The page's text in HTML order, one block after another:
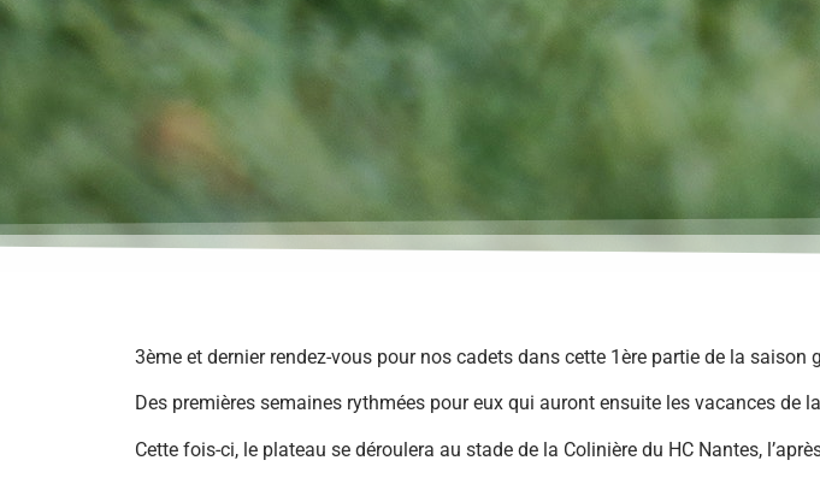
3ème et dernier rendez-vous pour nos cadets dans cette 1ère partie de la saison
Des premières semaines rythmées pour eux qui auront ensuite les vacances
Cette fois-ci, le plateau se déroulera au stade de la Colinière du HC Nantes,